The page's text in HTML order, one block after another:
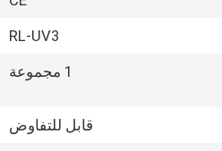
RL-UV3
1 مجموعة
قابل للتفاوض